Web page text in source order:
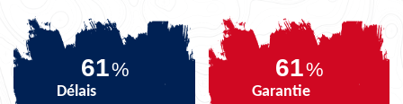
74%
Délais
74%
Garantie